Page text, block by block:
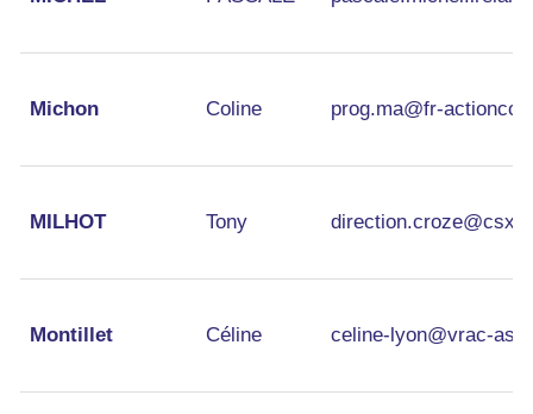
Michon Coline prog.ma@fr-
MILHOT Tony
Montillet Céline celine-lyon@vrac-